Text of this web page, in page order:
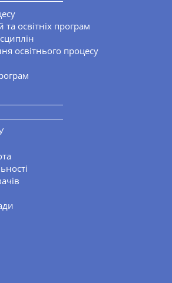
та освітніх програм
освітнього процесу